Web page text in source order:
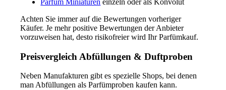
Achten Sie immer auf die Bewertungen vorheriger
Käufer. Je mehr positive Bewertungen der Anbieter
vorzuweisen hat, desto risikofreier wird Ihr Parfümkauf.
Preisvergleich Abfüllungen & Duftproben
Neben Manufakturen gibt es spezielle Shops, bei denen
man Abfüllungen als Parfümproben kaufen kann.